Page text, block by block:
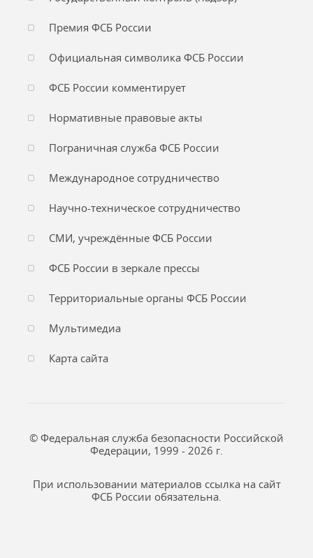
Премия ФСБ России
Официальная символика ФСБ России
ФСБ России комментирует
Нормативные правовые акты
Пограничная служба ФСБ России
Международное сотрудничество
Научно-техническое сотрудничество
СМИ, учреждённые ФСБ России
ФСБ России в зеркале прессы
Территориальные органы ФСБ России
Мультимедиа
Карта сайта
© Федеральная служба безопасности Российской
Федерации, 1999 - 2026 г.
При использовании материалов ссылка на сайт
ФСБ России обязательна.